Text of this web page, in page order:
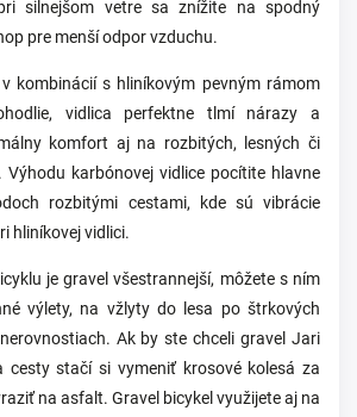
silnejšom vetre sa znížite na spodný
pre menší odpor vzduchu.
kombinácií s hliníkovým pevným rámom
vidlica perfektne tlmí nárazy a
komfort aj na rozbitých, lesných či
Výhodu karbónovej vidlice pocítite hlavne
rozbitými cestami, kde sú vibrácie
hliníkovej vidlici.
je gravel všestrannejší, môžete s ním
výlety, na vžlyty do lesa po štrkových
Ak by ste chceli gravel Jari
cesty stačí si vymeniť krosové kolesá za
na asfalt. Gravel bicykel využijete aj na